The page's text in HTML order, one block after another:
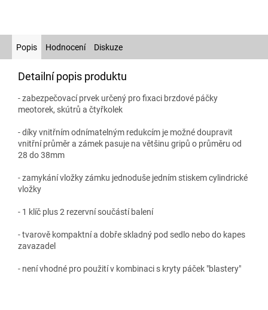
Popis Hodnocení Diskuze
Detailní popis produktu
- zabezpečovací prvek určený pro fixaci brzdové páčky
meotorek, skútrů a čtyřkolek
- díky vnitřním odnímatelným redukcím je možné doupravit
vnitřní průměr a zámek pasuje na většinu gripů o průměru od
28 do 38mm
- zamykání vložky zámku jednoduše jedním stiskem cylindrické
vložky
- 1 klíč plus 2 rezervní součástí balení
- tvarově kompaktní a dobře skladný pod sedlo nebo do kapes
zavazadel
- není vhodné pro použití v kombinaci s kryty páček "blastery"